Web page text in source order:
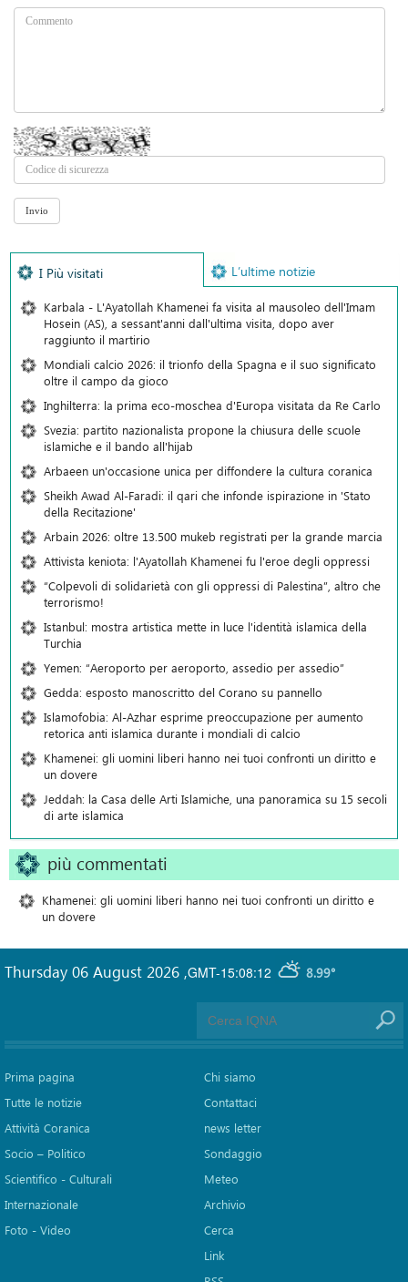
I Più visitati L’ultime notizie
Karbala - L'Ayatollah Khamenei fa visita al mausoleo dell'Imam
Hosein (AS), a sessant'anni dall'ultima visita, dopo aver
raggiunto il martirio
Mondiali calcio 2026: il trionfo della Spagna e il suo significato
oltre il campo da gioco
Inghilterra: la prima eco-moschea d'Europa visitata da Re Carlo
Svezia: partito nazionalista propone la chiusura delle scuole
islamiche e il bando all'hijab
Arbaeen un'occasione unica per diffondere la cultura coranica
Sheikh Awad Al-Faradi: il qari che infonde ispirazione in 'Stato
della Recitazione'
Arbain 2026: oltre 13.500 mukeb registrati per la grande marcia
Attivista keniota: l'Ayatollah Khamenei fu l'eroe degli oppressi
“Colpevoli di solidarietà con gli oppressi di Palestina”, altro che
terrorismo!
Istanbul: mostra artistica mette in luce l'identità islamica della
Turchia
Yemen: “Aeroporto per aeroporto, assedio per assedio”
Gedda: esposto manoscritto del Corano su pannello
Islamofobia: Al-Azhar esprime preoccupazione per aumento
retorica anti islamica durante i mondiali di calcio
Khamenei: gli uomini liberi hanno nei tuoi confronti un diritto e
un dovere
Jeddah: la Casa delle Arti Islamiche, una panoramica su 15 secoli
di arte islamica
più commentati
Khamenei: gli uomini liberi hanno nei tuoi confronti un diritto e
un dovere
GMT-15:08:12 8.99°
Thursday 06 August 2026 ,
Prima pagina
Tutte le notizie
Attività Coranica
Socio – Politico
Scientifico - Culturali
Internazionale
Foto - Video
Chi siamo
Contattaci
news letter
Sondaggio
Meteo
Archivio
Cerca
Link